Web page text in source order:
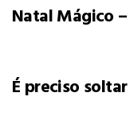
Natal Mágico
É preciso